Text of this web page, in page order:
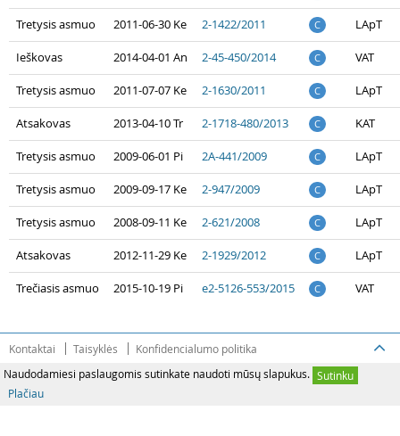
Naudodamiesi paslaugomis sutinkate naudoti mūsų slapukus. Sutinku
Plačiau
Tretysis asmuo 2011-06-30 Ke 2-1422/2011 C LApT
Ieškovas 2014-04-01 An 2-45-450/2014 C VAT
Tretysis asmuo 2011-07-07 Ke 2-1630/2011 C LApT
Atsakovas 2013-04-10 Tr 2-1718-480/2013 C KAT
Tretysis asmuo 2009-06-01 Pi 2A-441/2009 C LApT
Tretysis asmuo 2009-09-17 Ke 2-947/2009 C LApT
Tretysis asmuo 2008-09-11 Ke 2-621/2008 C LApT
Atsakovas 2012-11-29 Ke 2-1929/2012 C LApT
Trečiasis asmuo 2015-10-19 Pi e2-5126-553/2015 C VAT
Kontaktai Taisyklės Konfidencialumo politika